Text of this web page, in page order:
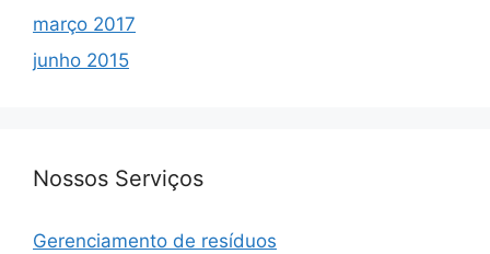
março 2017
junho 2015
Nossos Serviços
Gerenciamento de resíduos